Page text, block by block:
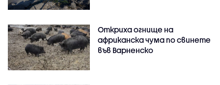
Откриха огнище на
африканска чума по свинете
във Варненско